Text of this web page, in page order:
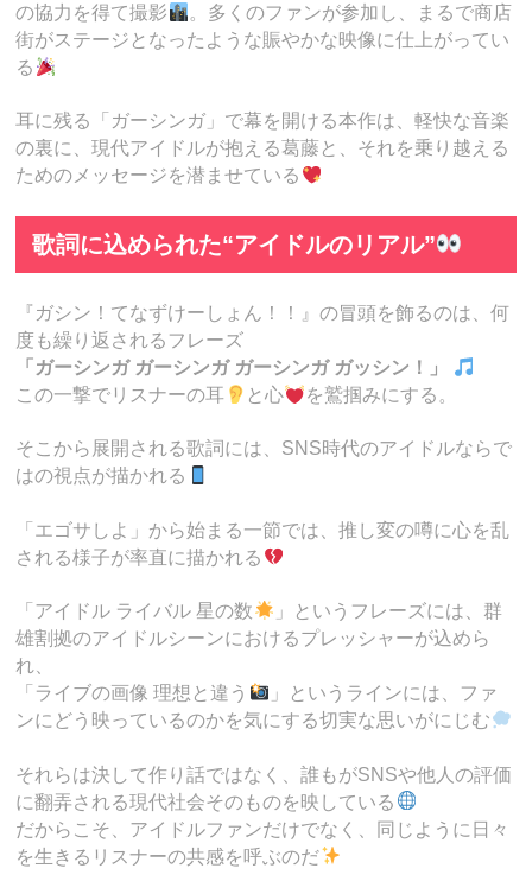
の協力を得て撮影
。多くのファンが参加し、まるで商店
街がステージとなったような賑やかな映像に仕上がってい
る
耳に残る「ガーシンガ」で幕を開ける本作は、軽快な音楽
の裏に、現代アイドルが抱える葛藤と、それを乗り越える
ためのメッセージを潜ませている
歌詞に込められた“アイドルのリアル”
『ガシン！てなずけーしょん！！』の冒頭を飾るのは、何
度も繰り返されるフレーズ
「ガーシンガ ガーシンガ ガーシンガ ガッシン！」
この一撃でリスナーの耳
と心 を鷲掴みにする。
そこから展開される歌詞には、SNS時代のアイドルならで
はの視点が描かれる
「エゴサしよ」から始まる一節では、推し変の噂に心を乱
される様子が率直に描かれる
「アイドル ライバル 星の数
」というフレーズには、群
雄割拠のアイドルシーンにおけるプレッシャーが込めら
れ、
「ライブの画像 理想と違う
」というラインには、ファ
ンにどう映っているのかを気にする切実な思いがにじむ
それらは決して作り話ではなく、誰もがSNSや他人の評価
に翻弄される現代社会そのものを映している
だからこそ、アイドルファンだけでなく、同じように日々
を生きるリスナーの共感を呼ぶのだ